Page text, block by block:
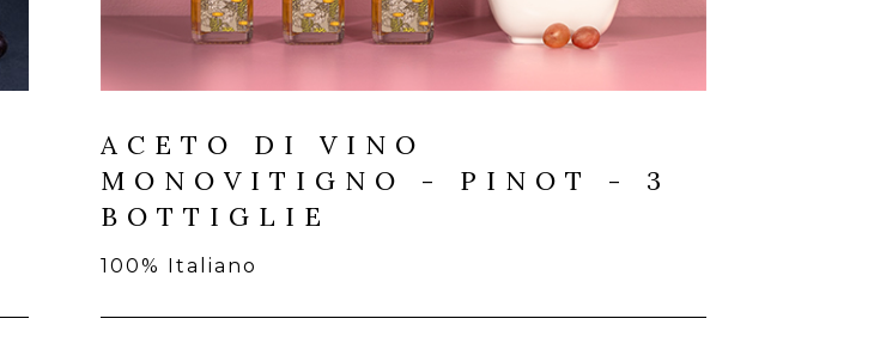
ACETO DI VINO
MONOVITIGNO - PINOT - 3
BOTTIGLIE
100% Italiano